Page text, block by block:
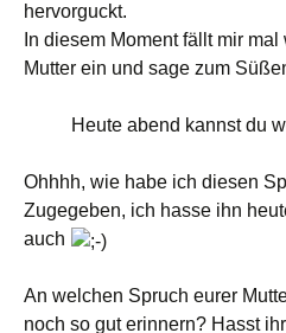
hervorguckt.
In diesem Moment fällt mir
Mutter ein und sage zum
Heute abend kannst du
Ohhhh, wie habe ich diesen
Zugegeben, ich hasse ihn
auch
An welchen Spruch eurer
noch so gut erinnern? Hasst